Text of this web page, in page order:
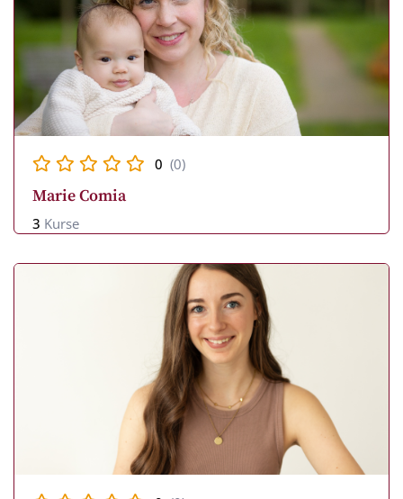
0 (0)
Marie Comia
3 Kurse